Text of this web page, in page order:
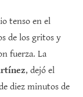
tenso en el
de los gritos y
fuerza. La
, dejó el
diez minutos de